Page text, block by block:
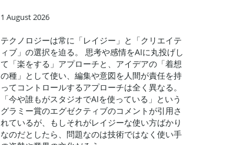
1 August 2026
テクノロジーは常に「レイジー」と「クリエイテ
ィブ」の選択を迫る。 思考や感情をAIに丸投げし
て「楽をする」アプローチと、アイデアの「着想
の種」として使い、編集や意図を人間が責任を持
ってコントロールするアプローチは全く異なる。
「今や誰もがスタジオでAIを使っている」という
グラミー賞のエグゼクティブのコメントが引用さ
れているが、もしそれがレイジーな使い方ばかり
なのだとしたら、問題なのは技術ではなく使い手